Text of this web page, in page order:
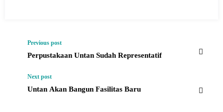
Previous post
Perpustakaan Untan Sudah Representatif
Next post
Untan Akan Bangun Fasilitas Baru